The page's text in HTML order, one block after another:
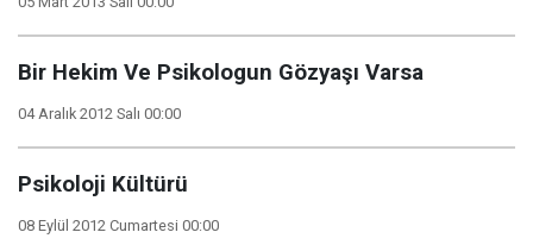
Bir Hekim Ve Psikologun Gözyaşı Varsa
04 Aralık 2012 Salı 00:00
Psikoloji Kültürü
08 Eylül 2012 Cumartesi 00:00